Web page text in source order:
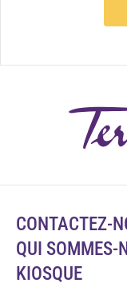
CONTACTEZ-
QUI SOMMES-
KIOSQUE